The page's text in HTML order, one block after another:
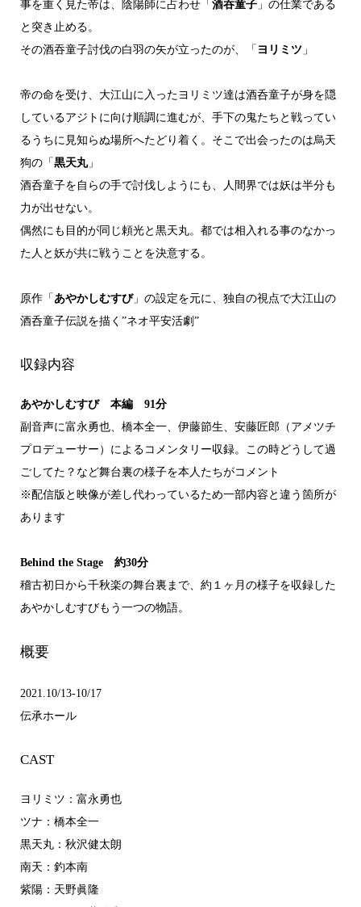
事を重く見た帝は、陰陽師に占わせ「 酒吞童子」の仕業である
と突き止める。
その酒吞童子討伐の白羽の矢が立ったのが、「 ヨリミツ 」
帝の命を受け、大江山に入ったヨリミツ達は酒呑童子が身を隠
しているアジトに向け順調に進むが、手下の鬼たちと戦ってい
るうちに見知らぬ場所へたどり着く。そこで出会ったのは烏天
狗の「 黒天丸」
酒呑童子を自らの手で討伐しようにも、人間界では妖は半分も
力が出せない。
偶然にも目的が同じ頼光と黒天丸。都では相入れる事のなかっ
た人と妖が共に戦うことを決意する。
原作「 あやかしむすび」の設定を元に、独自の視点で大江山の
酒呑童子伝説を描く”ネオ平安活劇”
収録内容
あやかしむすび 本編 91分
副音声に富永勇也、橋本全一、伊藤節生、安藤匠郎（アメツチ
プロデューサー）によるコメンタリー収録。この時どうして過
ごしてた？など舞台裏の様子を本人たちがコメント
※配信版と映像が差し代わっているため一部内容と違う箇所が
あります
Behind the Stage 約30分
稽古初日から千秋楽の舞台裏まで、約１ヶ月の様子を収録した
あやかしむすびもう一つの物語。
概要
2021.10/13-10/17
伝承ホール
CAST
ヨリミツ：富永勇也
ツナ：橋本全一
黒天丸：秋沢健太朗
南天：釣本南
紫陽：天野眞隆